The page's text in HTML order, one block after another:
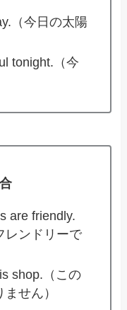
（今日の太陽
tonight.（今
are friendly.
レンドリーで
shop.（この
せん）